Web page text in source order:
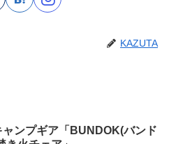
KAZUTA
ャンプギア「BUNDOK(バンド